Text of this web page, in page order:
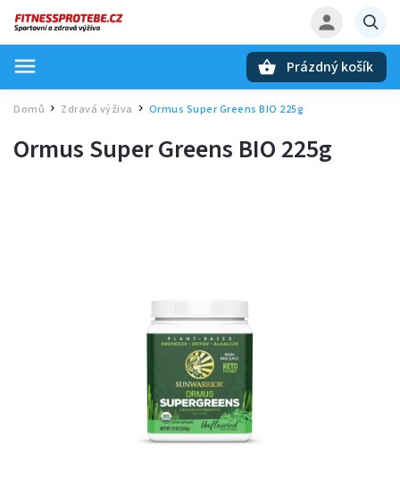
Prázdný košík
Domů / Zdravá výživa Ormus Super Greens BIO 225g
Ormus Super Greens BIO 225g